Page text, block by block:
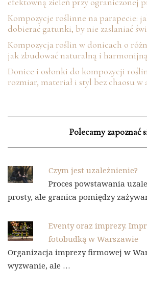
Kompozycje roślinne na parapecie:
dobierać gatunki, by nie zasłaniać
Kompozycja roślin w donicach o
jak zbudować naturalną i
Donice i osłonki do kompozycji
rozmiar, materiał i styl bez chaosu w
Polecamy zapoznać
Czym jest uzależnienie?
Proces powstawania
prosty, ale granica pomiędzy
Eventy oraz imprezy.
fotobudką w Warszawie
Organizacja imprezy firmowej w
wyzwanie, ale …